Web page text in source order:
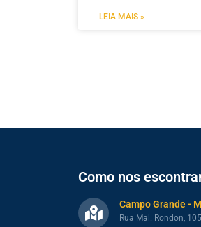
LEIA MAIS »
Como nos
Campo Grande -
Rua Mal. Rondon,